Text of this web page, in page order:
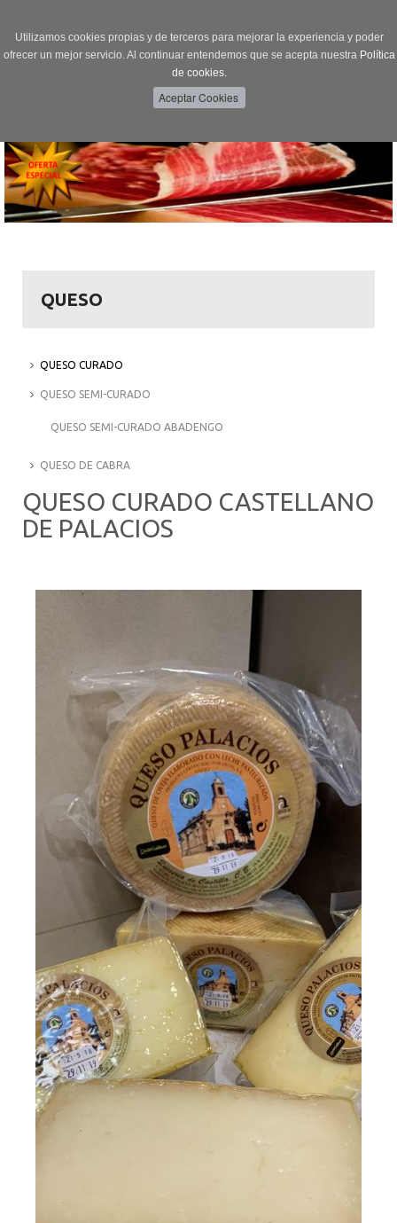
Utilizamos cookies propias y de terceros para mejorar la experiencia y poder
ofrecer un mejor servicio. Al continuar entendemos que se acepta nuestra Política
de cookies.
QUESO
QUESO CURADO
QUESO SEMI-CURADO
QUESO SEMI-CURADO ABADENGO
QUESO DE CABRA
QUESO CURADO CASTELLANO
DE PALACIOS